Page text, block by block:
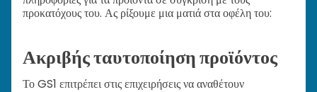
προκατόχους του. Ας ρίξουμε μια ματιά στα οφέλη του:
Ακριβής ταυτοποίηση προϊόντος
Το GS1 επιτρέπει στις επιχειρήσεις να αναθέτουν